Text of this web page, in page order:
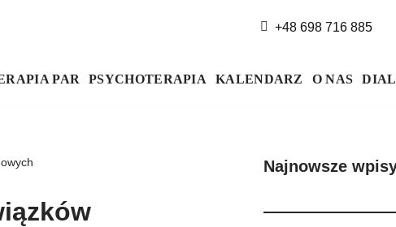
+48 698 716 885
PAR PSYCHOTERAPIA KALENDARZ O NAS
Najnowsze